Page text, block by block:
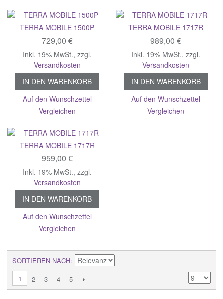
TERRA MOBILE 1500P
729,00 €
Inkl. 19% MwSt., zzgl.
Versandkosten
IN DEN WARENKORB
Auf den Wunschzettel
Vergleichen
TERRA MOBILE 1717R
989,00 €
Inkl. 19% MwSt.,zzgl.
Versandkosten
IN DEN WARENKORB
Auf den Wunschzettel
Vergleichen
TERRA MOBILE 1717R
959,00 €
Inkl. 19% MwSt., zzgl.
Versandkosten
IN DEN WARENKORB
Auf den Wunschzettel
Vergleichen
SORTIEREN NACH
1
2 3 4 5